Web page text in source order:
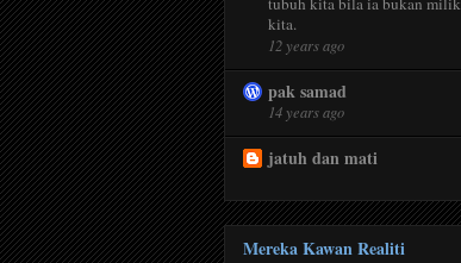
kita.
12 years ago
pak samad
14 years ago
jatuh dan mati
Mereka Kawan Realiti